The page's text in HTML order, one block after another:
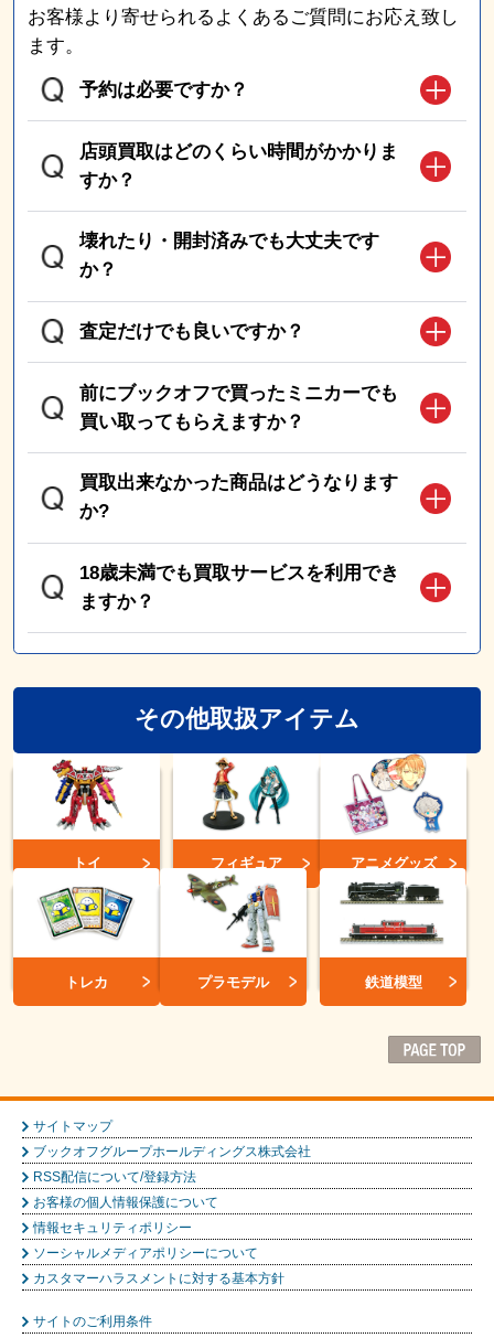
お客様より寄せられるよくあるご質問にお応え致し
ます。
予約は必要ですか？
店頭買取はどのくらい時間がかかりま
すか？
壊れたり・開封済みでも大丈夫です
か？
査定だけでも良いですか？
前にブックオフで買ったミニカーでも
買い取ってもらえますか？
買取出来なかった商品はどうなります
か?
18歳未満でも買取サービスを利用でき
ますか？
その他取扱アイテム
トイ フィギュア アニメグッズ
トレカ プラモデル 鉄道模型
サイトマップ
ブックオフグループホールディングス株式会社
RSS配信について/登録方法
お客様の個人情報保護について
情報セキュリティポリシー
ソーシャルメディアポリシーについて
カスタマーハラスメントに対する基本方針
サイトのご利用条件